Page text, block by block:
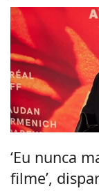
‘Eu nunca
filme’,